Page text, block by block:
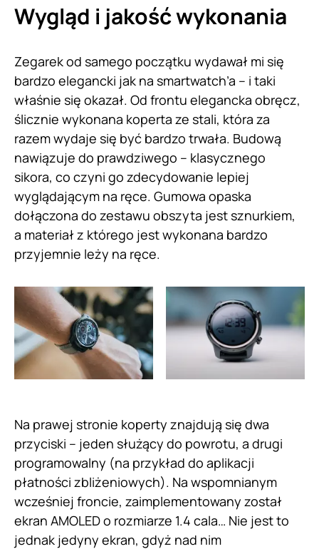
Wygląd i jakość wykonania
Zegarek od samego początku wydawał mi się
bardzo elegancki jak na smartwatch’a – i taki
właśnie się okazał. Od frontu elegancka obręcz,
ślicznie wykonana koperta ze stali, która za
razem wydaje się być bardzo trwała. Budową
nawiązuje do prawdziwego – klasycznego
sikora, co czyni go zdecydowanie lepiej
wyglądającym na ręce. Gumowa opaska
dołączona do zestawu obszyta jest sznurkiem,
a materiał z którego jest wykonana bardzo
przyjemnie leży na ręce.
Na prawej stronie koperty znajdują się dwa
przyciski – jeden służący do powrotu, a drugi
programowalny (na przykład do aplikacji
płatności zbliżeniowych). Na wspomnianym
wcześniej froncie, zaimplementowany został
ekran AMOLED o rozmiarze 1.4 cala… Nie jest to
jednak jedyny ekran, gdyż nad nim